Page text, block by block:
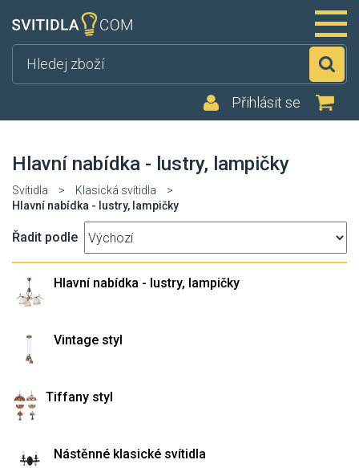
Přihlásit se
Hlavní nabídka - lustry, lampičky
Svítidla > Klasická svítidla
>
Hlavní nabídka - lustry, lampičky
Řadit podle
Hlavní nabídka - lustry, lampičky
Vintage styl
Tiffany styl
Nástěnné klasické svítidla